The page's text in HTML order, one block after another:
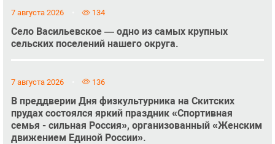
7 августа 2026 134
Село Васильевское — одно из самых крупных
сельских поселений нашего округа.
7 августа 2026 136
В преддверии Дня физкультурника на Скитских
прудах состоялся яркий праздник «Спортивная
семья - сильная Россия», организованный «Женским
движением Единой России».